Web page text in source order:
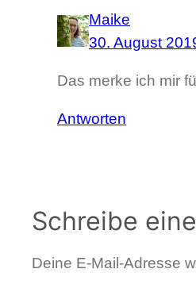
Maike
30. August
Das merke ich mir
Antworten
Schreibe
Deine E-Mail-Adresse